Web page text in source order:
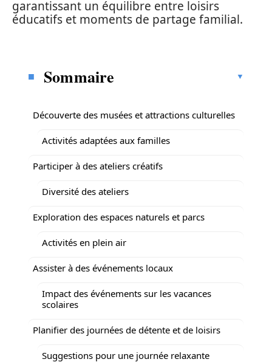
garantissant un équilibre entre loisirs
éducatifs et moments de partage familial.
Sommaire
Découverte des musées et attractions culturelles
Activités adaptées aux familles
Participer à des ateliers créatifs
Diversité des ateliers
Exploration des espaces naturels et parcs
Activités en plein air
Assister à des événements locaux
Impact des événements sur les vacances
scolaires
Planifier des journées de détente et de loisirs
Suggestions pour une journée relaxante